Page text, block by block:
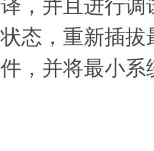
译，并且进行调
状态，重新插拔
件，并将最小系